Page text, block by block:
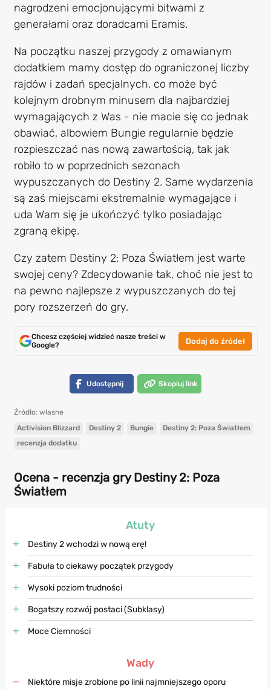
nagrodzeni emocjonującymi bitwami z
generałami oraz doradcami Eramis.
Na początku naszej przygody z omawianym
dodatkiem mamy dostęp do ograniczonej liczby
rajdów i zadań specjalnych, co może być
kolejnym drobnym minusem dla najbardziej
wymagających z Was - nie macie się co jednak
obawiać, albowiem Bungie regularnie będzie
rozpieszczać nas nową zawartością, tak jak
robiło to w poprzednich sezonach
wypuszczanych do Destiny 2. Same wydarzenia
są zaś miejscami ekstremalnie wymagające i
uda Wam się je ukończyć tylko posiadając
zgraną ekipę.
Czy zatem Destiny 2: Poza Światłem jest warte
swojej ceny? Zdecydowanie tak, choć nie jest to
na pewno najlepsze z wypuszczanych do tej
pory rozszerzeń do gry.
Chcesz częściej widzieć nasze treści w
Google?
Dodaj do źródeł
Udostępnij Skopiuj link
Źródło: własne
Activision Blizzard
Destiny 2 Bungie
Destiny 2: Poza Światłem
recenzja dodatku
Ocena - recenzja gry Destiny 2: Poza
Światłem
Atuty
Destiny 2 wchodzi w nową erę!
Fabuła to ciekawy początek przygody
Wysoki poziom trudności
Bogatszy rozwój postaci (Subklasy)
Moce Ciemności
Wady
Niektóre misje zrobione po linii najmniejszego oporu